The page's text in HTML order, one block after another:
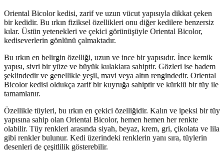
Oriental Bicolor kedisi, zarif ve uzun vücut yapısıyla dikkat çeken
bir kedidir. Bu ırkın fiziksel özellikleri onu diğer kedilere benzersiz
kılar. Üstün yetenekleri ve çekici görünüşüyle Oriental Bicolor,
kediseverlerin gönlünü çalmaktadır.
Bu ırkın en belirgin özelliği, uzun ve ince bir yapısıdır. İnce kemik
yapısı, sivri bir yüze ve büyük kulaklara sahiptir. Gözleri ise badem
şeklindedir ve genellikle yeşil, mavi veya altın rengindedir. Oriental
Bicolor kedisi oldukça zarif bir kuyruğa sahiptir ve kürklü bir tüy ile
tamamlanır.
Özellikle tüyleri, bu ırkın en çekici özelliğidir. Kalın ve ipeksi bir tüy
yapısına sahip olan Oriental Bicolor, hemen hemen her renkte
olabilir. Tüy renkleri arasında siyah, beyaz, krem, gri, çikolata ve lila
gibi renkler bulunur. Kedi üzerindeki renklerin yanı sıra, tüylerin
desenleri de çeşitlilik gösterebilir.